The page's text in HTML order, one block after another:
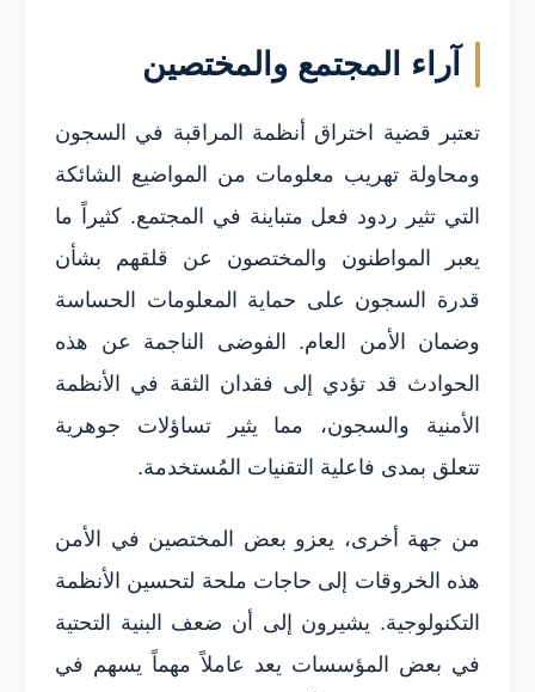
آراء المجتمع والمختصين
تعتبر قضية اختراق أنظمة المراقبة في السجون
ومحاولة تهريب معلومات من المواضيع الشائكة
التي تثير ردود فعل متباينة في المجتمع. كثيراً ما
يعبر المواطنون والمختصون عن قلقهم بشأن
قدرة السجون على حماية المعلومات الحساسة
وضمان الأمن العام. الفوضى الناجمة عن هذه
الحوادث قد تؤدي إلى فقدان الثقة في الأنظمة
الأمنية والسجون، مما يثير تساؤلات جوهرية
تتعلق بمدى فاعلية التقنيات المُستخدمة.
من جهة أخرى، يعزو بعض المختصين في الأمن
هذه الخروقات إلى حاجات ملحة لتحسين الأنظمة
التكنولوجية. يشيرون إلى أن ضعف البنية التحتية
في بعض المؤسسات يعد عاملاً مهماً يسهم في